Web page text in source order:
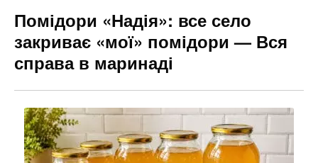
Помідори «Надія»: все село
закриває «мої» помідори — Вся
справа в маринаді